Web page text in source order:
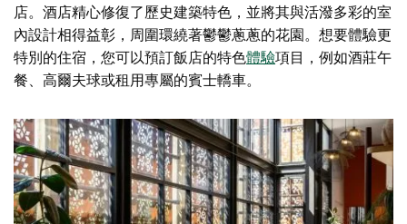
店。酒店精心修復了歷史建築特色，並將其與活潑多彩的室
內設計相得益彰，周圍環繞著鬱鬱蔥蔥的花園。想要體驗更
特別的住宿，您可以預訂飯店的特色體驗項目，例如酒莊午
餐、高爾夫球或租用專屬的賓士轎車。